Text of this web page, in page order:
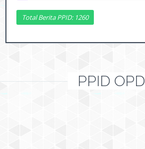
Total Berita PPID: 1260
PPID OPD